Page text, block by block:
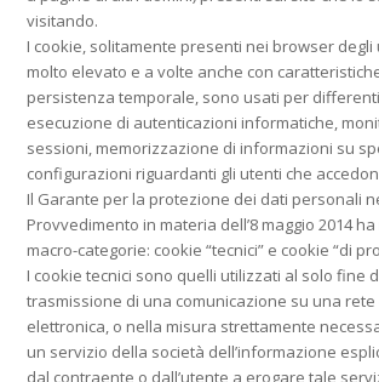
visitando.
I cookie, solitamente presenti nei browser
molto elevato e a volte anche con
persistenza temporale, sono usati per
esecuzione di autenticazioni informatiche,
sessioni, memorizzazione di informazioni su
configurazioni riguardanti gli utenti che
Il Garante per la protezione dei dati personali
Provvedimento in materia dell’8 maggio 2014
macro-categorie: cookie “tecnici” e cookie “di
I cookie tecnici sono quelli utilizzati al solo fine
trasmissione di una comunicazione su una
elettronica, o nella misura strettamente
un servizio della società dell’informazione
dal contraente o dall’utente a erogare tale